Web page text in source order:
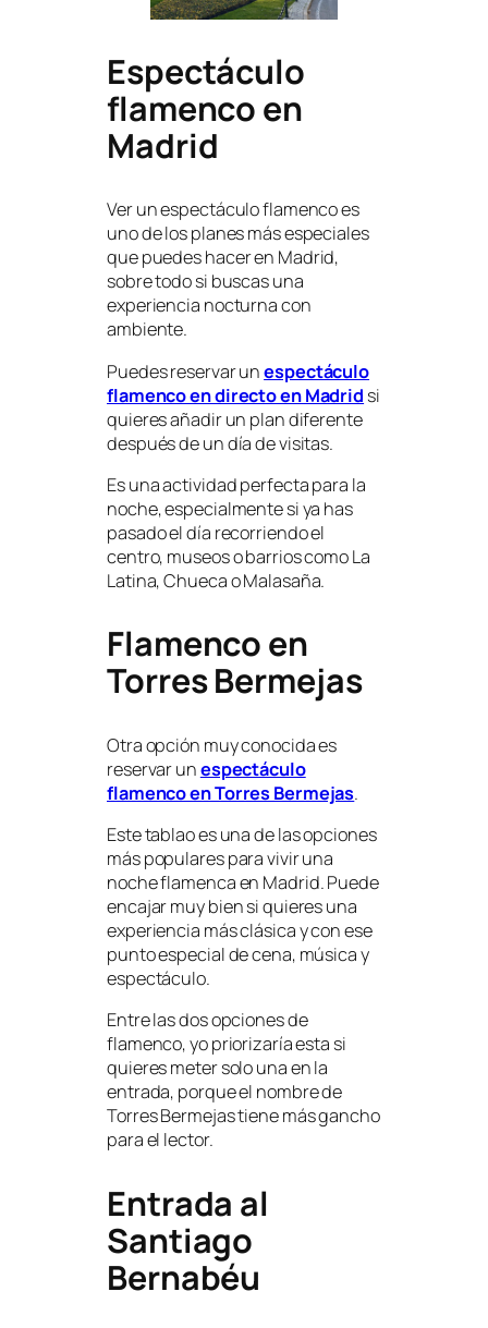
Espectáculo
flamenco en
Madrid
Ver un espectáculo flamenco es
uno de los planes más especiales
que puedes hacer en Madrid,
sobre todo si buscas una
experiencia nocturna con
ambiente.
Puedes reservar unespectáculo
flamenco en directo en Madrid si
quieres añadir un plan diferente
después de un día de visitas.
Es una actividad perfecta para la
noche, especialmente si ya has
pasado el día recorriendo el
centro, museos o barrios como La
Latina, Chueca o Malasaña.
Flamenco en
Torres Bermejas
Otra opción muy conocida es
reservar unespectáculo
flamenco en Torres Bermejas.
Este tablao es una de las opciones
más populares para vivir una
noche flamenca en Madrid. Puede
encajar muy bien si quieres una
experiencia más clásica y con ese
punto especial de cena, música y
espectáculo.
Entre las dos opciones de
flamenco, yo priorizaría esta si
quieres meter solo una en la
entrada, porque el nombre de
Torres Bermejas tiene más gancho
para el lector.
Entrada al
Santiago
Bernabéu